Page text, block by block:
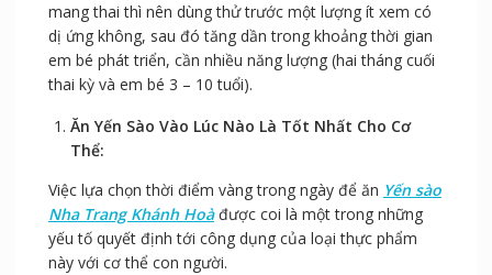
mang thai thì nên dùng thử trước một lượng ít xem có
dị ứng không, sau đó tăng dần trong khoảng thời gian
em bé phát triển, cần nhiều năng lượng (hai tháng cuối
thai kỳ và em bé 3 – 10 tuổi).
Ăn Yến Sào Vào Lúc Nào Là Tốt Nhất Cho Cơ
Thể:
Việc lựa chọn thời điểm vàng trong ngày để ăn Yến sào
Nha Trang Khánh Hoàđược coi là một trong những
yếu tố quyết định tới công dụng của loại thực phẩm
này với cơ thể con người.